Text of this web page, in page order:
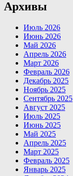
Архивы
Июль 2026
Июнь 2026
Май 2026
Апрель 2026
Март 2026
Февраль 2026
Декабрь 2025
Ноябрь 2025
Сентябрь 2025
Август 2025
Июль 2025
Июнь 2025
Май 2025
Апрель 2025
Март 2025
Февраль 2025
Январь 2025